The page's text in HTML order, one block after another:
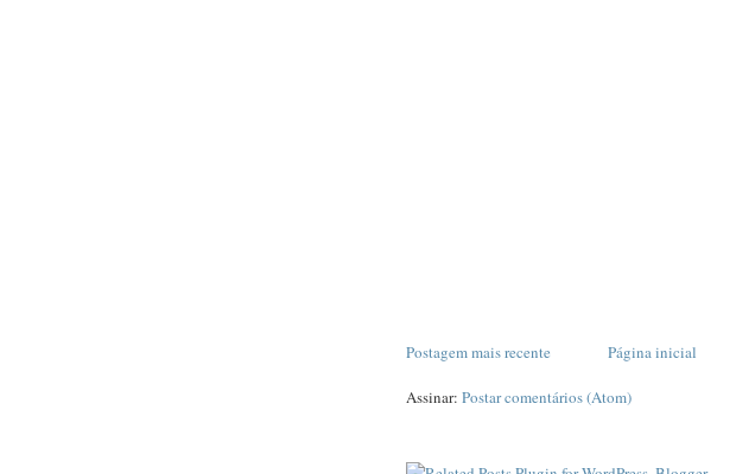
Postagem mais recente Página inicial
Assinar: Postar comentários (Atom)